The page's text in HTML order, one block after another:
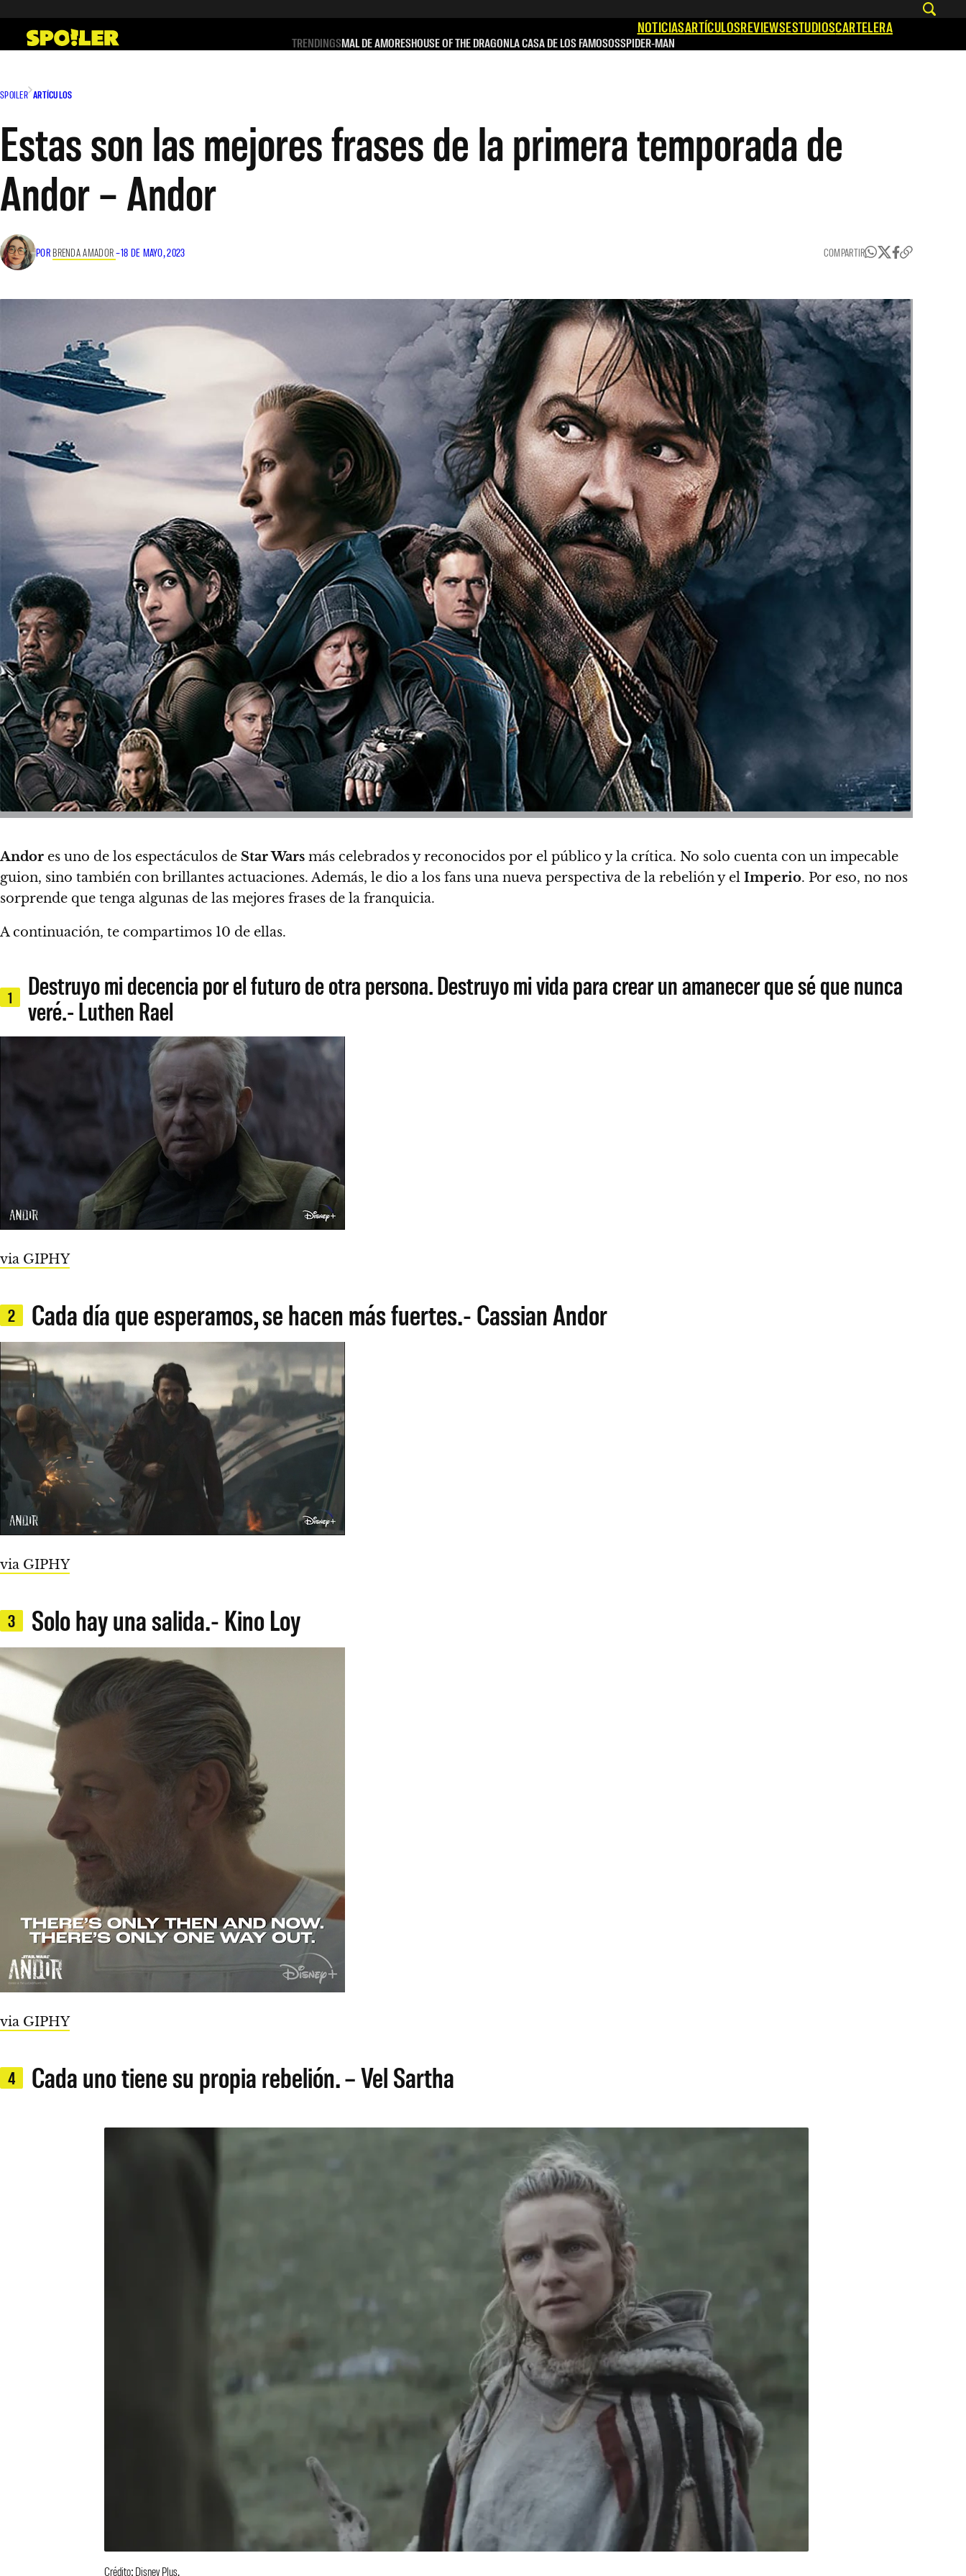
contenido
NOTICIASARTÍCULOSREVIEWSESTUDIOSCARTELERA
TRENDINGSMAL DE AMORESHOUSE OF THE DRAGONLA CASA DE LOS FAMOSOSSPIDER-MAN
SPOILER ARTÍCULOS
Estas son las mejores frases de la primera temporada de
Andor – Andor
POR BRENDA AMADOR–18 DE MAYO, 2023 COMPARTIR
Andor es uno de los espectáculos de Star Wars más celebrados y reconocidos por el público y la crítica. No solo cuenta con un impecable
guion, sino también con brillantes actuaciones. Además, le dio a los fans una nueva perspectiva de la rebelión y el Imperio. Por eso, no nos
sorprende que tenga algunas de las mejores frases de la franquicia.
A continuación, te compartimos 10 de ellas.
1
Destruyo mi decencia por el futuro de otra persona. Destruyo mi vida para crear un amanecer que sé que nunca
veré.- Luthen Rael
via GIPHY
2 Cada día que esperamos, se hacen más fuertes.- Cassian Andor
via GIPHY
3 Solo hay una salida.- Kino Loy
via GIPHY
4 Cada uno tiene su propia rebelión. – Vel Sartha
Crédito: Disney Plus.